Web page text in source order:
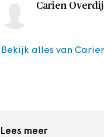
Carien
Bekijk alles van
Lees meer